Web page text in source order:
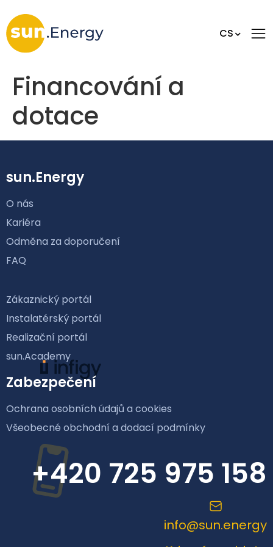
CS
Financování a
dotace
sun.Energy
O nás
Kariéra
Odměna za doporučení
FAQ
Zákaznický portál
Instalatérský portál
Realizační portál
sun.Academy
Zabezpečení
Ochrana osobních údajů a cookies
Všeobecné obchodní a dodací podmínky
+420 725 975 158
info@sun.energy